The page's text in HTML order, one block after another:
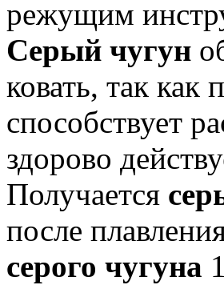
режущим
Серый чугун
ковать, так
способствует
здорово
Получается
после
серого чугуна